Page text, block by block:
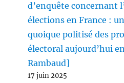
d’enquête concernant
élections en France :
quoique politisé des
électoral aujourd’hui
Rambaud]
17 juin 2025